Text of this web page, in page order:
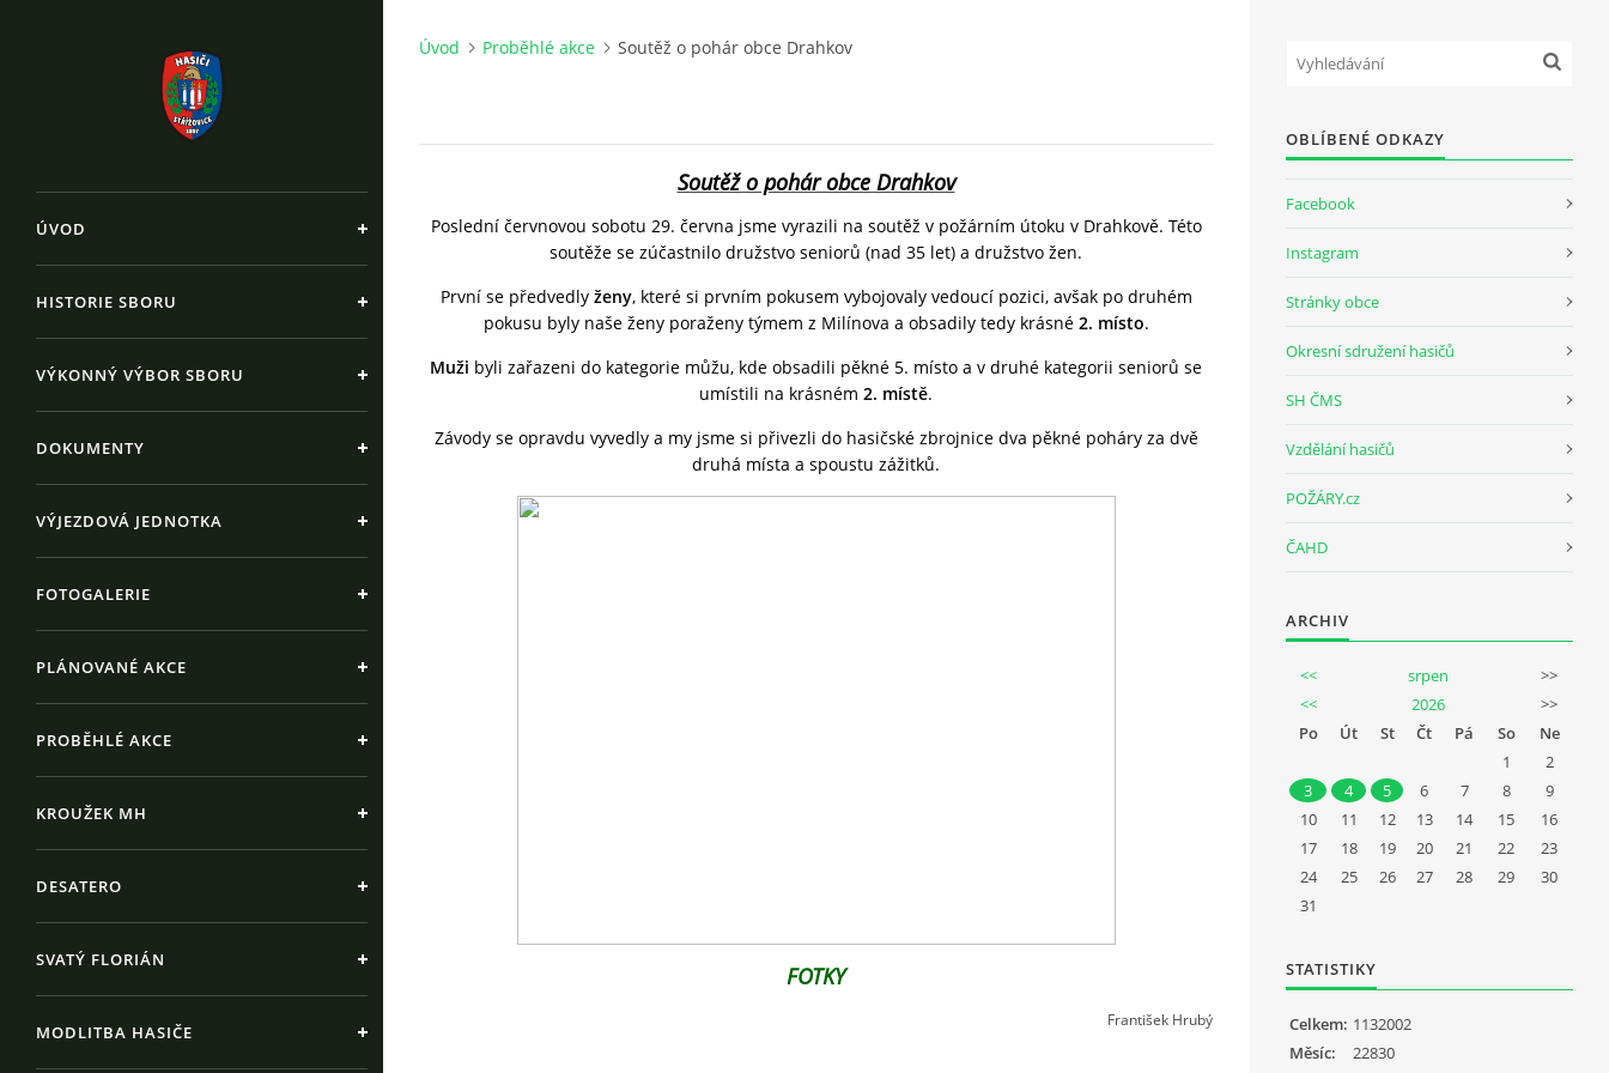
ÚVOD
HISTORIE SBORU
VÝKONNÝ VÝBOR SBORU
DOKUMENTY
VÝJEZDOVÁ JEDNOTKA
FOTOGALERIE
PLÁNOVANÉ AKCE
PROBĚHLÉ AKCE
KROUŽEK MH
DESATERO
SVATÝ FLORIÁN
MODLITBA HASIČE
Úvod Proběhlé akce Soutěž o pohár obce Drahkov
Soutěž o pohár obce Drahkov
Poslední červnovou sobotu 29. června jsme vyrazili na soutěž v požárním útoku v Drahkově. Této
soutěže se zúčastnilo družstvo seniorů (nad 35 let) a družstvo žen.
První se předvedly ženy, které si prvním pokusem vybojovaly vedoucí pozici, avšak po druhém
pokusu byly naše ženy poraženy týmem z Milínova a obsadily tedy krásné2. místo.
Muži byli zařazeni do kategorie můžu, kde obsadili pěkné 5. místo a v druhé kategorii seniorů se
umístili na krásném 2. místě.
Závody se opravdu vyvedly a my jsme si přivezli do hasičské zbrojnice dva pěkné poháry za dvě
druhá místa a spoustu zážitků.
FOTKY
František Hrubý
OBLÍBENÉ ODKAZY
Facebook
Instagram
Stránky obce
Okresní sdružení hasičů
SH ČMS
Vzdělání hasičů
POŽÁRY.cz
ČAHD
ARCHIV
<< srpen
>>
<<
2026
>>
Po
Út St Čt Pá So
Ne
1
2
3
4 5 6 7 8
9
10
11 12 13 14 15
16
17
18 19 20 21 22
23
24
25 26 27 28 29
30
31
STATISTIKY
Celkem: 1132002
Měsíc:
22830